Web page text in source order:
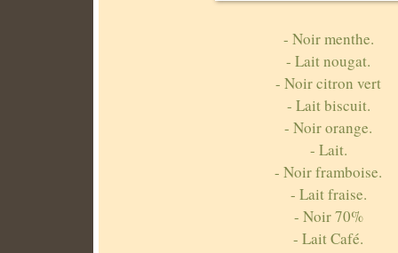
- Noir menthe.
- Lait nougat.
- Noir citron vert
- Lait biscuit.
- Noir orange.
- Lait.
- Noir framboise.
- Lait fraise.
- Noir 70%
- Lait Café.